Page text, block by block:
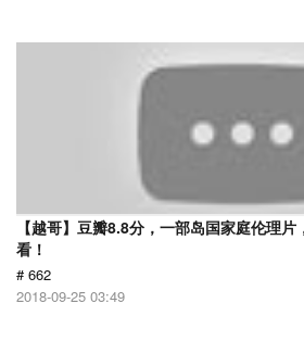
【越哥】豆瓣8.8分，一部岛国家庭伦理
看！
# 662
2018-09-25 03:49